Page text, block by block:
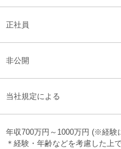
正社員
非公開
当社規定による
年収700万円～1000万円 (※経験
＊経験・年齢などを考慮した上